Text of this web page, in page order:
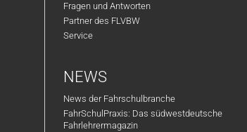
Fragen und Antworten
Partner des FLVBW
Service
NEWS
News der Fahrschulbranche
FahrSchulPraxis: Das südwestdeutsche
Fahrlehrermagazin